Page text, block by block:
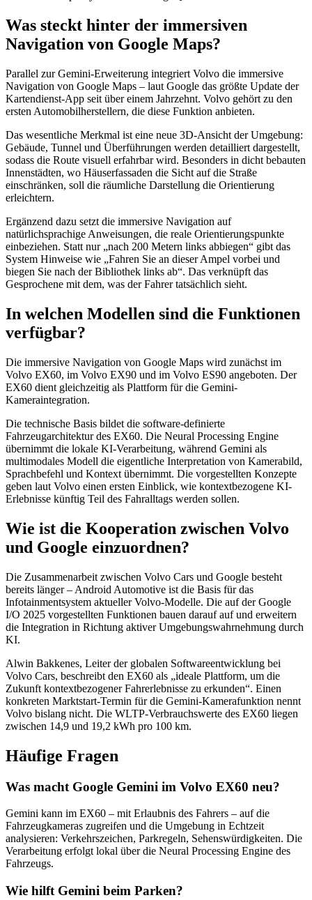
Was steckt hinter der immersiven
Navigation von Google Maps?
Parallel zur Gemini-Erweiterung integriert Volvo die immersive
Navigation von Google Maps – laut Google das größte Update der
Kartendienst-App seit über einem Jahrzehnt. Volvo gehört zu den
ersten Automobilherstellern, die diese Funktion anbieten.
Das wesentliche Merkmal ist eine neue 3D-Ansicht der Umgebung:
Gebäude, Tunnel und Überführungen werden detailliert dargestellt,
sodass die Route visuell erfahrbar wird. Besonders in dicht bebauten
Innenstädten, wo Häuserfassaden die Sicht auf die Straße
einschränken, soll die räumliche Darstellung die Orientierung
erleichtern.
Ergänzend dazu setzt die immersive Navigation auf
natürlichsprachige Anweisungen, die reale Orientierungspunkte
einbeziehen. Statt nur „nach 200 Metern links abbiegen“ gibt das
System Hinweise wie „Fahren Sie an dieser Ampel vorbei und
biegen Sie nach der Bibliothek links ab“. Das verknüpft das
Gesprochene mit dem, was der Fahrer tatsächlich sieht.
In welchen Modellen sind die Funktionen
verfügbar?
Die immersive Navigation von Google Maps wird zunächst im
Volvo EX60, im Volvo EX90 und im Volvo ES90 angeboten. Der
EX60 dient gleichzeitig als Plattform für die Gemini-
Kameraintegration.
Die technische Basis bildet die software-definierte
Fahrzeugarchitektur des EX60. Die Neural Processing Engine
übernimmt die lokale KI-Verarbeitung, während Gemini als
multimodales Modell die eigentliche Interpretation von Kamerabild,
Sprachbefehl und Kontext übernimmt. Die vorgestellten Konzepte
geben laut Volvo einen ersten Einblick, wie kontextbezogene KI-
Erlebnisse künftig Teil des Fahralltags werden sollen.
Wie ist die Kooperation zwischen Volvo
und Google einzuordnen?
Die Zusammenarbeit zwischen Volvo Cars und Google besteht
bereits länger – Android Automotive ist die Basis für das
Infotainmentsystem aktueller Volvo-Modelle. Die auf der Google
I/O 2025 vorgestellten Funktionen bauen darauf auf und erweitern
die Integration in Richtung aktiver Umgebungswahrnehmung durch
KI.
Alwin Bakkenes, Leiter der globalen Softwareentwicklung bei
Volvo Cars, beschreibt den EX60 als „ideale Plattform, um die
Zukunft kontextbezogener Fahrerlebnisse zu erkunden“. Einen
konkreten Marktstart-Termin für die Gemini-Kamerafunktion nennt
Volvo bislang nicht. Die WLTP-Verbrauchswerte des EX60 liegen
zwischen 14,9 und 19,2 kWh pro 100 km.
Häufige Fragen
Was macht Google Gemini im Volvo EX60 neu?
Gemini kann im EX60 – mit Erlaubnis des Fahrers – auf die
Fahrzeugkameras zugreifen und die Umgebung in Echtzeit
analysieren: Verkehrszeichen, Parkregeln, Sehenswürdigkeiten. Die
Verarbeitung erfolgt lokal über die Neural Processing Engine des
Fahrzeugs.
Wie hilft Gemini beim Parken?